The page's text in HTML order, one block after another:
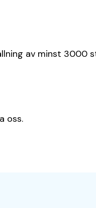
av minst 3000
oss.